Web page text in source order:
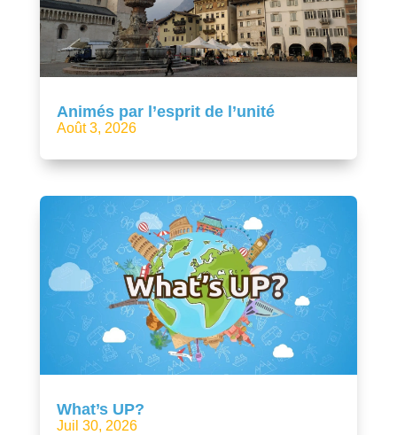
Animés par l’esprit de l’unité
Août 3, 2026
What’s UP?
Juil 30, 2026